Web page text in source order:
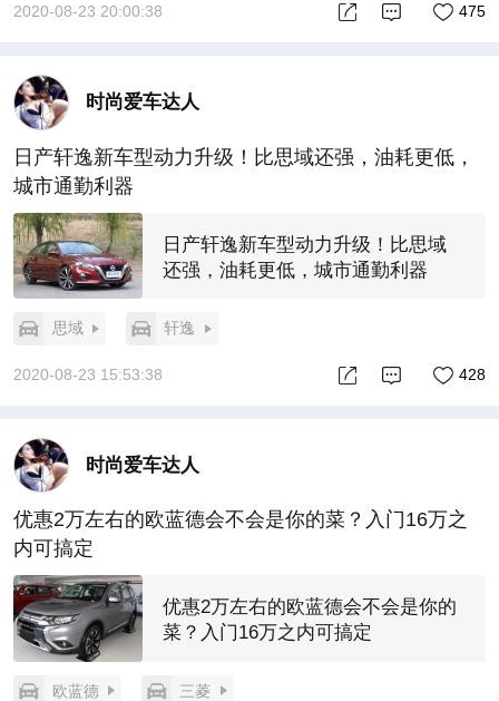
2020-08-23 20:00:38 475
时尚爱车达人
日产轩逸新车型动力升级！比思域还强，油耗更低，
城市通勤利器
日产轩逸新车型动力升级！比思域
还强，油耗更低，城市通勤利器
思域 轩逸
2020-08-23 15:53:38 428
时尚爱车达人
优惠2万左右的欧蓝德会不会是你的菜？入门16万之
内可搞定
优惠2万左右的欧蓝德会不会是你的
菜？入门16万之内可搞定
欧蓝德 三菱